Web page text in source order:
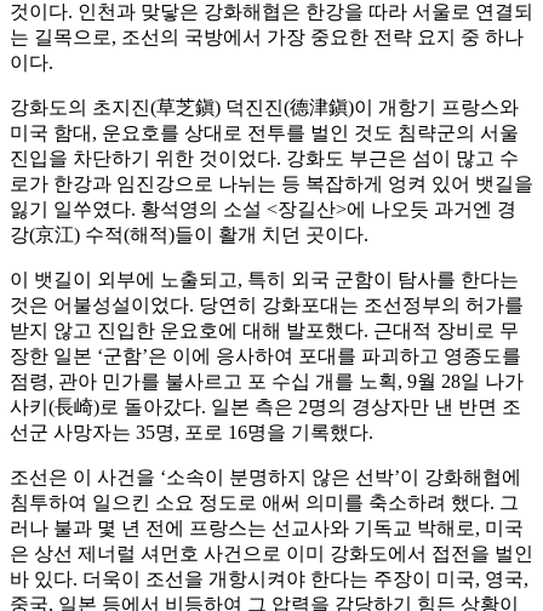
것이다. 인천과 맞닿은 강화해협은 한강을 따라 서울로 연결되
는 길목으로, 조선의 국방에서 가장 중요한 전략 요지 중 하나
이다.
강화도의 초지진(草芝鎭) 덕진진(德津鎭)이 개항기 프랑스와
미국 함대, 운요호를 상대로 전투를 벌인 것도 침략군의 서울
진입을 차단하기 위한 것이었다. 강화도 부근은 섬이 많고 수
로가 한강과 임진강으로 나뉘는 등 복잡하게 엉켜 있어 뱃길을
잃기 일쑤였다. 황석영의 소설 <장길산>에 나오듯 과거엔 경
강(京江) 수적(해적)들이 활개 치던 곳이다.
이 뱃길이 외부에 노출되고, 특히 외국 군함이 탐사를 한다는
것은 어불성설이었다. 당연히 강화포대는 조선정부의 허가를
받지 않고 진입한 운요호에 대해 발포했다. 근대적 장비로 무
장한 일본 ‘군함’은 이에 응사하여 포대를 파괴하고 영종도를
점령, 관아 민가를 불사르고 포 수십 개를 노획, 9월 28일 나가
사키(長崎)로 돌아갔다. 일본 측은 2명의 경상자만 낸 반면 조
선군 사망자는 35명, 포로 16명을 기록했다.
조선은 이 사건을 ‘소속이 분명하지 않은 선박’이 강화해협에
침투하여 일으킨 소요 정도로 애써 의미를 축소하려 했다. 그
러나 불과 몇 년 전에 프랑스는 선교사와 기독교 박해로, 미국
은 상선 제너럴 셔먼호 사건으로 이미 강화도에서 접전을 벌인
바 있다. 더욱이 조선을 개항시켜야 한다는 주장이 미국, 영국,
중국, 일본 등에서 비등하여 그 압력을 감당하기 힘든 상황이